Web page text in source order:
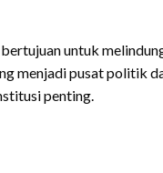
untuk
menjadi pusat politik
penting.